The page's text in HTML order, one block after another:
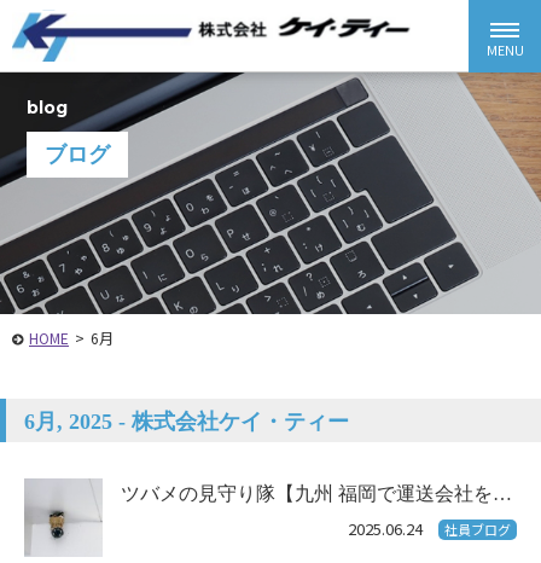
blog
ブログ
HOME > 6月
6月, 2025 - 株式会社ケイ・ティー
ツバメの見守り隊【九州 福岡で運送会社を…
2025.06.24 社員ブログ